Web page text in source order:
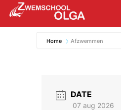
Home Afzwemmen
DATE
07 aug 2026